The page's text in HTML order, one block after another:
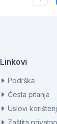
Linkovi
Podrška
Česta pitanja
Uslovi
Zaštita